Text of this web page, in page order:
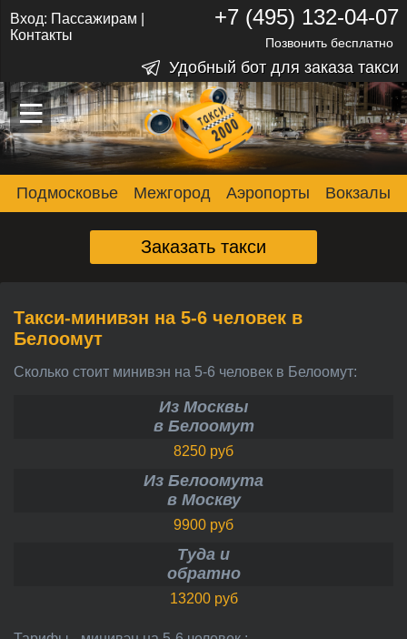
–
–
–
Вход: Пассажирам
Контакты
+7 (495) 132-04-07
Позвонить бесплатно
Удобный бот для заказа такси
Подмосковье Межгород Аэропорты Вокзалы
Заказать такси
Такси-минивэн на 5-6 человек в
Белоомут
Сколько стоит минивэн на 5-6 человек в Белоомут:
Из Москвы
в Белоомут
8250 руб
Из Белоомута
в Москву
9900 руб
Туда и
обратно
13200 руб